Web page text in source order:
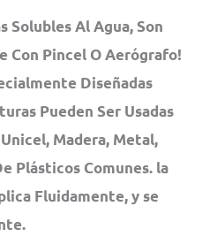
Solubles Al Agua, Son
Con Pincel O Aerógrafo!
Diseñadas
Pueden Ser Usadas
Madera, Metal,
Plásticos Comunes. la
Fluidamente, y se